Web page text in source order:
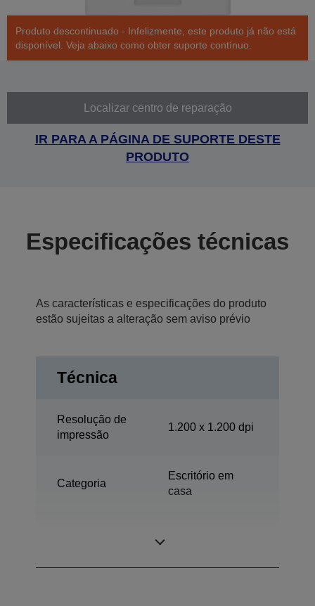
Produto descontinuado - Infelizmente, este produto já não está
disponível. Veja abaixo como obter suporte contínuo.
Localizar centro de reparação
IR PARA A PÁGINA DE SUPORTE DESTE
PRODUTO
Especificações técnicas
As características e especificações do produto
estão sujeitas a alteração sem aviso prévio
Técnica
Resolução de
impressão
1.200 x 1.200 dpi
Categoria
Escritório em
casa